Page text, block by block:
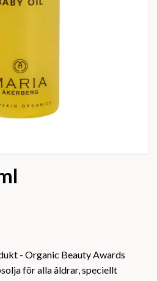
- Organic Beauty Awards
för alla åldrar, speciellt